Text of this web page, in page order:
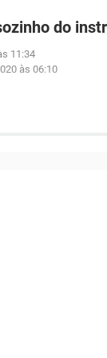
do
11:34
às 06:10